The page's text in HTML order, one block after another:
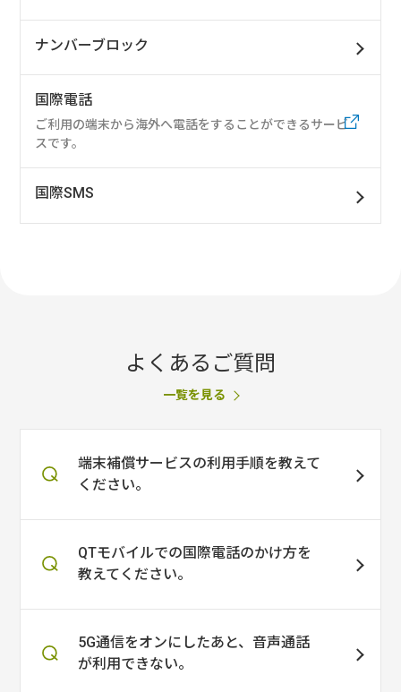
ナンバーブロック
国際電話
ご利用の端末から海外へ電話をすることができるサービ
スです。
国際SMS
よくあるご質問
一覧を見る
端末補償サービスの利用手順を教えて
ください。
QTモバイルでの国際電話のかけ方を
教えてください。
5G通信をオンにしたあと、音声通話
が利用できない。